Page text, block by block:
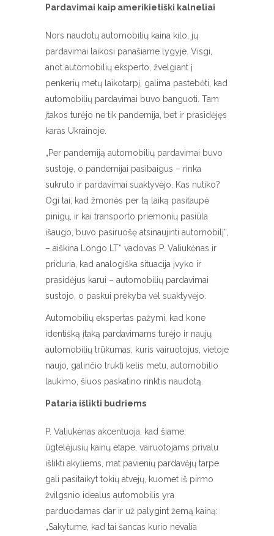
Pardavimai kaip amerikietiški kalneliai
Nors naudotų automobilių kaina kilo, jų
pardavimai laikosi panašiame lygyje. Visgi,
anot automobilių eksperto, žvelgiant į
penkerių metų laikotarpį, galima pastebėti, kad
automobilių pardavimai buvo banguoti. Tam
įtakos turėjo ne tik pandemija, bet ir prasidėjęs
karas Ukrainoje.
„Per pandemiją automobilių pardavimai buvo
sustoję, o pandemijai pasibaigus – rinka
sukruto ir pardavimai suaktyvėjo. Kas nutiko?
Ogi tai, kad žmonės per tą laiką pasitaupė
pinigų, ir kai transporto priemonių pasiūla
išaugo, buvo pasiruošę atsinaujinti automobilį“,
– aiškina Longo LT“ vadovas P. Valiukėnas ir
priduria, kad analogiška situacija įvyko ir
prasidėjus karui – automobilių pardavimai
sustojo, o paskui prekyba vėl suaktyvėjo.
Automobilių ekspertas pažymi, kad kone
identišką įtaką pardavimams turėjo ir naujų
automobilių trūkumas, kuris vairuotojus, vietoje
naujo, galinčio trukti kelis metu, automobilio
laukimo, šiuos paskatino rinktis naudotą.
Pataria išlikti budriems
P. Valiukėnas akcentuoja, kad šiame,
ūgtelėjusių kainų etape, vairuotojams privalu
išlikti akyliems, mat pavienių pardavėjų tarpe
gali pasitaikyt tokių atvejų, kuomet iš pirmo
žvilgsnio idealus automobilis yra
parduodamas dar ir už palygint žemą kainą:
„Sakytume, kad tai šancas kurio nevalia